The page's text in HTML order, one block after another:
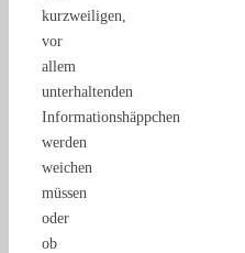
kurzweiligen,
vor
allem
unterhaltenden
Informationshäppchen
werden
weichen
müssen
oder
ob